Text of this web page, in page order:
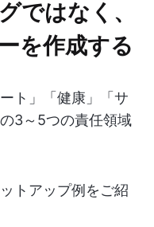
ではなく、
を作成する
ト」「健康」「サ
3～5つの責任領域
トアップ例をご紹